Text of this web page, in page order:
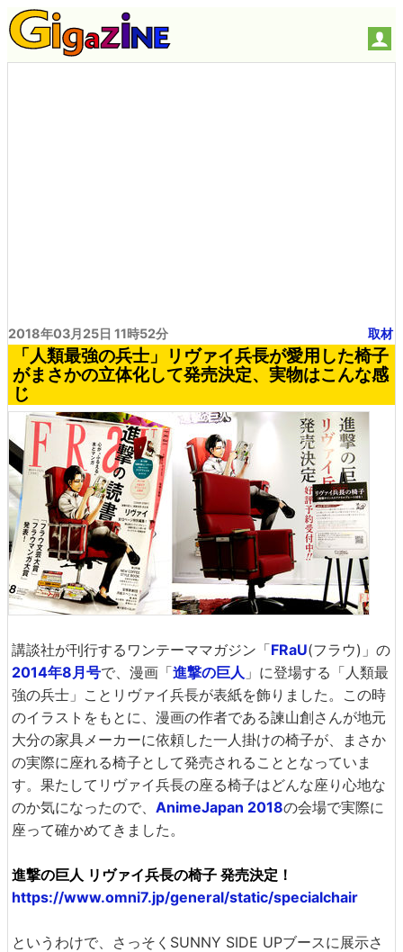
2018年03月25日 11時52分 取材
「人類最強の兵士」リヴァイ兵長が愛用した椅子
がまさかの立体化して発売決定、実物はこんな感
じ
講談社が刊行するワンテーママガジン「FRaU(フラウ)」の
2014年8月号で、漫画「進撃の巨人 」に登場する「人類最
強の兵士」ことリヴァイ兵長が表紙を飾りました。この時
のイラストをもとに、漫画の作者である諫山創さんが地元
大分の家具メーカーに依頼した一人掛けの椅子が、まさか
の実際に座れる椅子として発売されることとなっていま
す。果たしてリヴァイ兵長の座る椅子はどんな座り心地な
のか気になったので、 AnimeJapan 2018の会場で実際に
座って確かめてきました。
進撃の巨人 リヴァイ兵長の椅子 発売決定！
https://www.omni7.jp/general/static/specialchair
というわけで、さっそくSUNNY SIDE UPブースに展示さ